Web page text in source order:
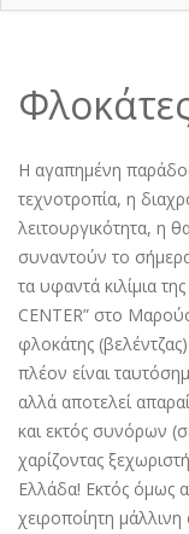
Η αγαπημένη
τεχνοτροπία, η
λειτουργικότητα, η
συναντούν το
τα υφαντά κιλίμια
CENTER” στο
φλοκάτης
πλέον είναι
αλλά αποτελεί
και εκτός συνόρων
χαρίζοντας
Ελλάδα! Εκτός όμως
χειροποίητη μάλλινη